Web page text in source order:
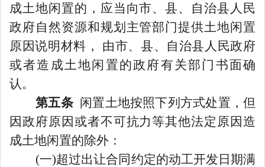
成土地闲置的，应当向市、县、自治县人民
政府自然资源和规划主管部门提供土地闲置
原因说明材料，
由市、县、自治县人民政府
或者造成土地闲置的政府有关部门书面确
认。
第五条 闲置土地按照下列方式处置，但
因政府原因或者不可抗力等其他法定原因造
成土地闲置的除外：
(一)超过出让合同约定的动工开发日期满